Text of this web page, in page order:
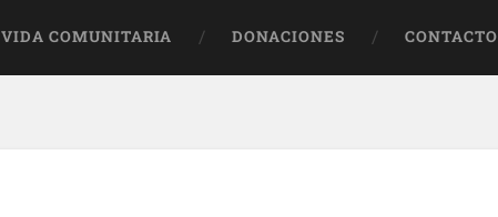
VIDA COMUNITARIA DONACIONES CONTACTO